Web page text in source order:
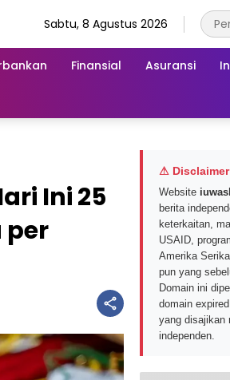
Sabtu, 8 Agustus 2026
Finansial Asuransi
Ini 25
per
⚠ Disclaimer
Website
berita
keterkaitan,
USAID,
Amerika
pun yang
Domain ini
domain
yang disajikan
independen.